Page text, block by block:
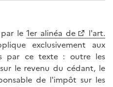
par le1er alinéa de
l'art.
exclusivement aux
par ce texte : outre les
le revenu du cédant, le
de l'impôt sur les